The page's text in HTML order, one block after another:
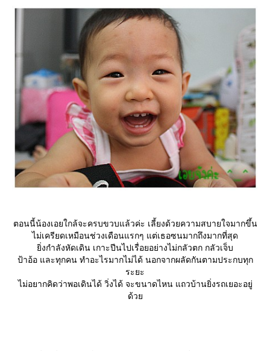
ตอนนี้น้องเอยใกล้จะครบขวบแล้วค่ะ เลี้ยงด้วยความสบายใจมากขึ้น
ไม่เครียดเหมือนช่วงเดือนแรกๆ แต่เธอซนมากถึงมากที่สุด
ิ่งกำลังหัดเดิน เกาะปีนไปเรื่อยอย่างไม่กลัวตก กลัวเจ็บ
ป้าอ้อ และทุกคน ทำอะไรมากไม่ได้ นอกจากผลัดกันตามประกบทุก
ระยะ
ไม่อยากคิดว่าพอเดินได้ วิ่งได้ จะขนาดไหน แถวบ้านยิ่งรถเยอะอยู่
ด้ว